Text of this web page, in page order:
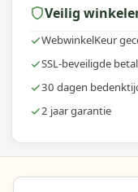
formules,
geformuleerd
Veilig
WebwinkelKeur
SSL-beveiligde
30 dagen
2 jaar garantie